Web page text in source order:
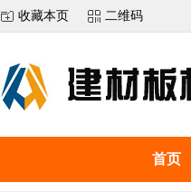
收藏本页 二维码
首页